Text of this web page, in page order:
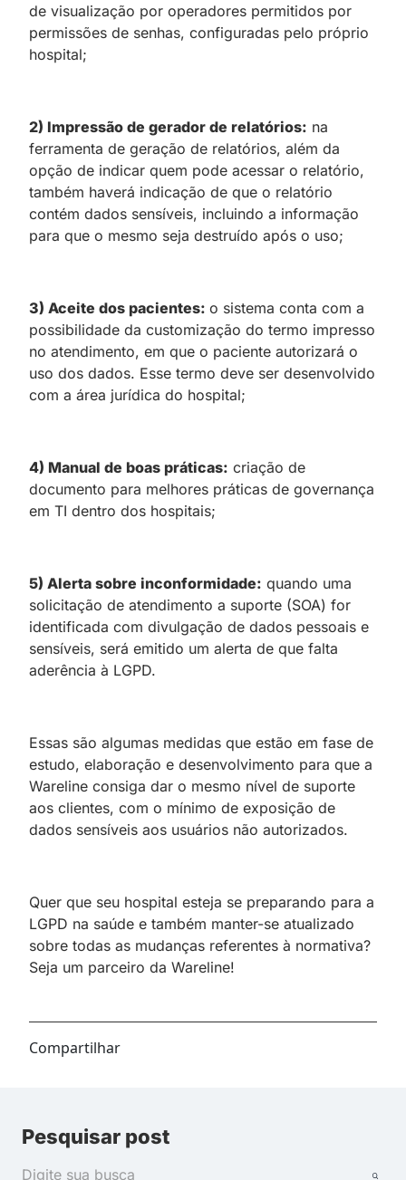
de visualização por operadores permitidos por
permissões de senhas, configuradas pelo próprio
hospital;
2) Impressão de gerador de relatórios: na
ferramenta de geração de relatórios, além da
opção de indicar quem pode acessar o relatório,
também haverá indicação de que o relatório
contém dados sensíveis, incluindo a informação
para que o mesmo seja destruído após o uso;
3) Aceite dos pacientes: o sistema conta com a
possibilidade da customização do termo impresso
no atendimento, em que o paciente autorizará o
uso dos dados. Esse termo deve ser desenvolvido
com a área jurídica do hospital;
4) Manual de boas práticas: criação de
documento para melhores práticas de governança
em TI dentro dos hospitais;
5) Alerta sobre inconformidade: quando uma
solicitação de atendimento a suporte (SOA) for
identificada com divulgação de dados pessoais e
sensíveis, será emitido um alerta de que falta
aderência à LGPD.
Essas são algumas medidas que estão em fase de
estudo, elaboração e desenvolvimento para que a
Wareline consiga dar o mesmo nível de suporte
aos clientes, com o mínimo de exposição de
dados sensíveis aos usuários não autorizados.
Quer que seu hospital esteja se preparando para a
LGPD na saúde e também manter-se atualizado
sobre todas as mudanças referentes à normativa?
Seja um parceiro da Wareline!
Compartilhar
Pesquisar post